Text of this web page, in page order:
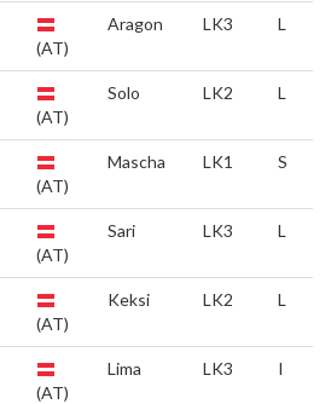
(AT)
Aragon LK3 L
(AT)
Solo LK2 L
(AT)
Mascha LK1 S
(AT)
Sari LK3 L
(AT)
Keksi LK2 L
(AT)
Lima LK3 I